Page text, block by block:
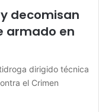
decomisan
armado en
dirigido técnica
el Crimen